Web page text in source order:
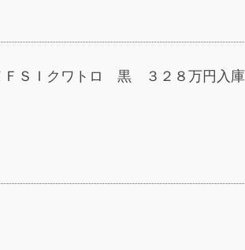
ＦＳＩクワトロ 黒 ３２８万円入庫